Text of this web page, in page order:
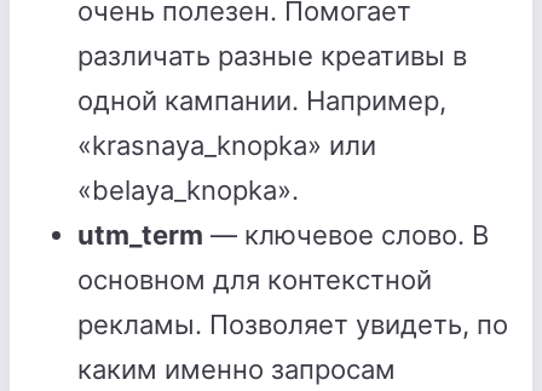
очень полезен. Помогает
различать разные креативы в
одной кампании. Например,
«krasnaya_knopka» или
«belaya_knopka».
utm_term — ключевое слово. В
основном для контекстной
рекламы. Позволяет увидеть, по
каким именно запросам